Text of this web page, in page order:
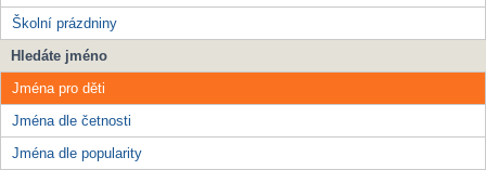
Školní prázdniny
Hledáte jméno
Jména pro děti
Jména dle četnosti
Jména dle popularity